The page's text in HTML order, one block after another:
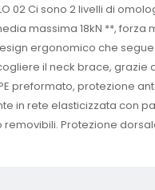
02 Ci sono 2 livelli di
massima 18kN **,
ergonomico che
il neck brace,
preformato, protezione
in rete elasticizzata con
Protezione dorsale